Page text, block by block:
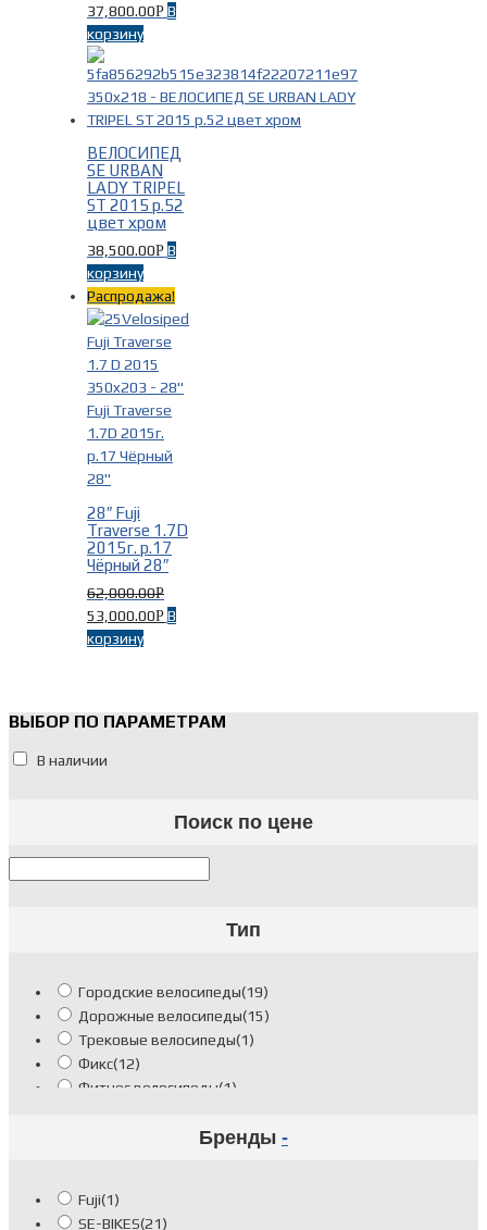
37,800.00Р В
корзину
ВЕЛОСИПЕД
SE URBAN
LADY TRIPEL
ST 2015 р.52
цвет хром
38,500.00Р В
корзину
Распродажа!
28″ Fuji
Traverse 1.7D
2015г. р.17
Чёрный 28″
62,000.00Р
53,000.00Р В
корзину
ВЫБОР ПО ПАРАМЕТРАМ
В наличии
Поиск по цене
Тип
Городские велосипеды(19)
Дорожные велосипеды(15)
Трековые велосипеды(1)
Фикс(12)
Фитнес велосипеды(1)
Бренды -
Fuji(1)
SE-BIKES(21)